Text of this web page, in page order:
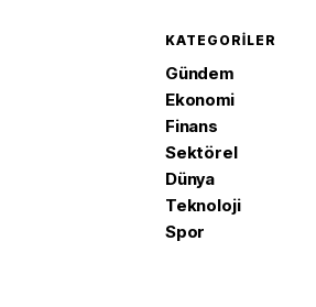
KATEGORILER
Gündem
Ekonomi
Finans
Sektörel
Dünya
Teknoloji
Spor